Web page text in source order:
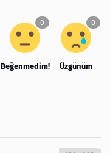
Beğenmedim! Üzgünüm